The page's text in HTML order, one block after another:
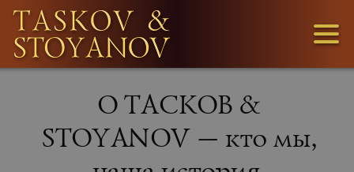
3
1
О ТАСКОВ &
STOYANOV — кто мы,